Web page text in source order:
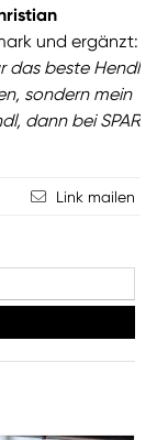
und ergänzt:
das beste Hendl
sondern mein
dann bei SPAR
Link mailen